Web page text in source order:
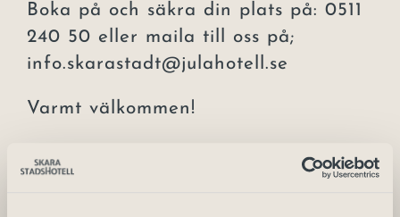
Boka på och säkra din plats på: 0511
240 50 eller maila till oss på;
info.skarastadt@julahotell.se
Varmt välkommen!